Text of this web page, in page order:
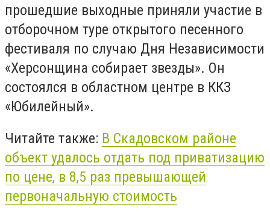
прошедшие выходные приняли участие в
отборочном туре открытого песенного
фестиваля по случаю Дня Независимости
«Херсонщина собирает звезды». Он
состоялся в областном центре в ККЗ
«Юбилейный».
Читайте также: В Скадовском районе
объект удалось отдать под приватизацию
по цене, в 8,5 раз превышающей
первоначальную стоимость